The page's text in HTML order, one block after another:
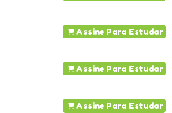
Assine Para Estudar
Assine Para Estudar
Assine Para Estudar